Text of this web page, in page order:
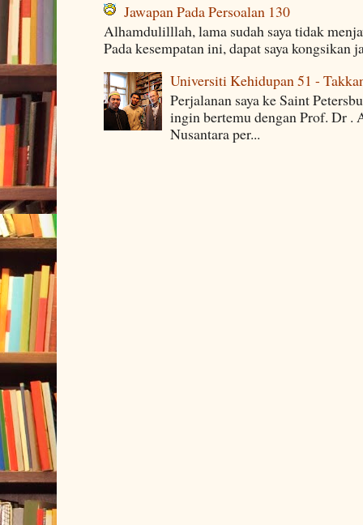
Jawapan Pada Persoalan 130
Alhamdulilllah, lama sudah saya tidak
Pada kesempatan ini, dapat saya kongsikan
Universiti Kehidupan 51 -
Perjalanan saya ke Saint
ingin bertemu dengan Prof. Dr
Nusantara per...